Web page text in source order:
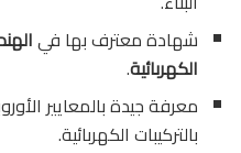
شهادة معترف بها في
الكهربائية.
معرفة جيدة بالمعايير
بالتركيبات الكهربائية.